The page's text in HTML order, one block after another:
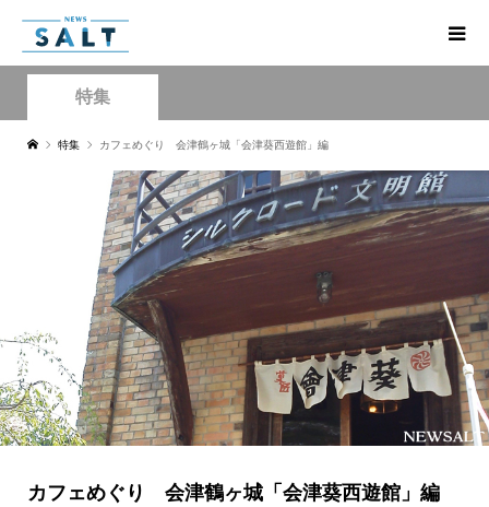
特集
特集 カフェめぐり 会津鶴ヶ城「会津葵西遊館」編
カフェめぐり 会津鶴ヶ城「会津葵西遊館」編